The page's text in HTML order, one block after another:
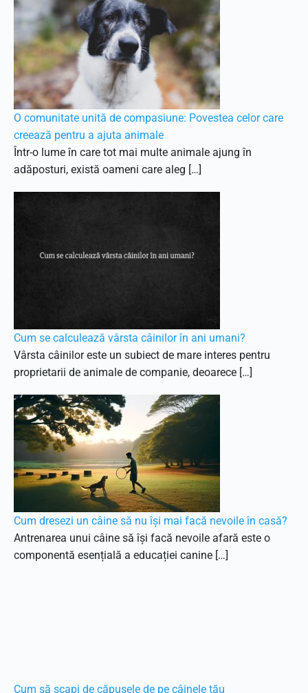
O comunitate unită de compasiune: Povestea celor care
creează pentru a ajuta animale
Într-o lume în care tot mai multe animale ajung în
adăposturi, există oameni care aleg […]
Cum se calculează vârsta câinilor în ani umani?
Vârsta câinilor este un subiect de mare interes pentru
proprietarii de animale de companie, deoarece […]
Cum dresezi un câine să nu își mai facă nevoile în casă?
Antrenarea unui câine să își facă nevoile afară este o
componentă esențială a educației canine […]
Cum să scapi de căpușele de pe câinele tău